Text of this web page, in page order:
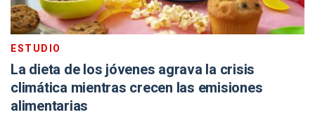
ESTUDIO
La dieta de los jóvenes agrava la crisis
climática mientras crecen las emisiones
alimentarias